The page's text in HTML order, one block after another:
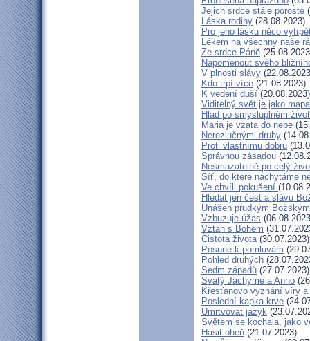
Jejich srdce stále poroste
Láska rodiny (28.08.2023)
Pro jeho lásku něco
Lékem na všechny naše
Ze srdce Páně
Napomenout svého
V plnosti slávy
Kdo trpí více (21.08.2023)
K vedení duší (20.08.2023)
Viditelný svět je jako mapa
Hlad po smysluplném
Maria je vzata do nebe
Nerozlučnými druhy
Proti vlastnímu dobru
Správnou zásadou
Nesmazatelně po celý
Síť, do které nachytáme
Ve chvíli pokušení
Hledat jen čest a slávu
Unášen prudkým
Vzbuzuje úžas
Vztah s Bohem
Čistota života(30.07.2023)
Posune k pomluvám
Pohled druhých
Sedm západů (27.07.2023)
Svatý Jáchyme a Anno
Křesťanovo vyznání víry
Poslední kapka krve
Umrtvovat jazyk
Světem se kochala, jako
Hasit oheň (21.07.2023)